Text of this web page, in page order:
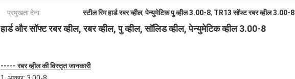
प्रमुखता देना: स्टील रिम हार्ड रबर व्हील,पेन्युमेटिक पु व्हील 3.00-8, TR13 सॉफ्ट रबर व्हील 3.00-8
हार्ड और सॉफ्ट रबर व्हील, रबर व्हील, पु व्हील, सॉलिड व्हील, पेन्युमेटिक व्हील 3.00-8
----- रबर व्हील की विस्तृत जानकारी